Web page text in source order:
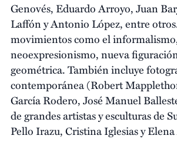
Genovés, Eduardo Arroyo, Juan
Laffón y Antonio López, entre
movimientos como el
neoexpresionismo, nueva
geométrica. También incluye
contemporánea (Robert
García Rodero, José Manuel
de grandes artistas y esculturas de
Pello Irazu, Cristina Iglesias y